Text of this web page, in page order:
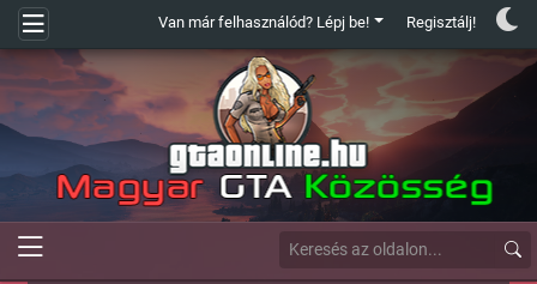
Van már felhasználód? Lépj be! Regisztálj!